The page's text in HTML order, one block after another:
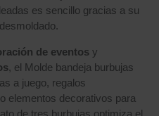
es sencillo gracias a su
de eventos y
, el Molde bandeja burbujas
a juego, regalos
elementos decorativos para
de tres burbujas optimiza el